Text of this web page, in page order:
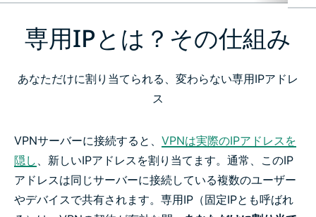
専用IPとは？その仕組み
VPNで専用IPを使う理由
ExpressVPNで専用IPアドレスを取得する方法
ExpressVPNの専用IPがプライバシーを守る仕組み
専用IPとは？その仕組み
あなただけに割り当てられる、変わらない専用IPアドレ
ス
VPNサーバーに接続すると、 VPNは実際のIPアドレスを
隠し 、新しいIPアドレスを割り当てます。通常、このIP
アドレスは同じサーバーに接続している複数のユーザー
やデバイスで共有されます。専用IP（固定IPとも呼ばれ